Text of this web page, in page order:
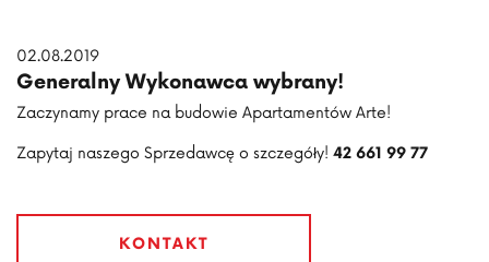
02.08.2019
Generalny Wykonawca wybrany!
Zaczynamy prace na budowie Apartamentów Arte!
Zapytaj naszego Sprzedawcę o szczegóły! 42 661 99 77
KONTAKT